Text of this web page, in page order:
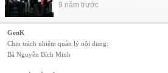
9 năm trước
GenK
Chịu trách nhiệm quản lý nội dung:
Bà Nguyễn Bích Minh